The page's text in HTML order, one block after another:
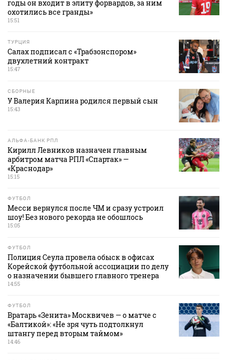
годы он входит в элиту форвардов, за ним
охотились все гранды»
15:51
ТУРЦИЯ
Салах подписал с «Трабзонспором»
двухлетний контракт
15:47
СБОРНЫЕ
У Валерия Карпина родился первый сын
15:43
АЛЬФА-БАНК РПЛ
Кирилл Левников назначен главным
арбитром матча РПЛ «Спартак» —
«Краснодар»
15:15
ФУТБОЛ
Месси вернулся после ЧМ и сразу устроил
шоу! Без нового рекорда не обошлось
15:05
ФУТБОЛ
Полиция Сеула провела обыск в офисах
Корейской футбольной ассоциации по делу
о назначении бывшего главного тренера
14:55
ФУТБОЛ
Вратарь «Зенита» Москвичев — о матче с
«Балтикой»: «Не зря чуть подтолкнул
штангу перед вторым таймом»
14:46